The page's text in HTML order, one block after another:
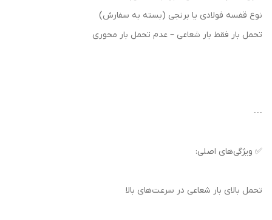
نوع قفسه فولادی یا برنجی (بسته به سفارش)
تحمل بار فقط بار شعاعی – عدم تحمل بار محوری
---
✅ ویژگی‌های اصلی:
تحمل بالای بار شعاعی در سرعت‌های بالا